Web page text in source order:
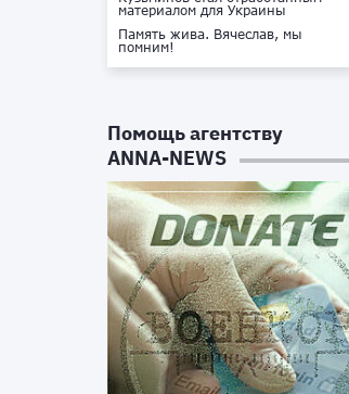
материалом для Украины
Память жива. Вячеслав, мы
помним!
Не доставайся ты никому!
Помощь агентству
ANNA-NEWS